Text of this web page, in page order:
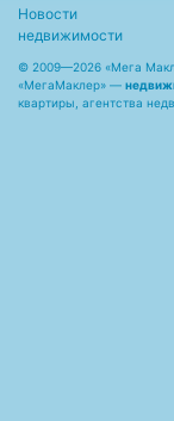
Новости
недвижимости
© 2009—2026 «Мега
«МегаМаклер» —
квартиры, агентства